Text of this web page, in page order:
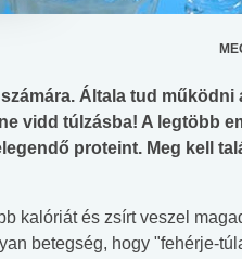
Általa tud működni
vidd túlzásba! A legtöbb
proteint. Meg kell
kalóriát és zsírt veszel
betegség, hogy "fehérje-